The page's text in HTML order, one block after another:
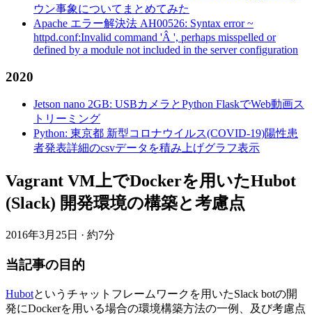
ウン事象についてまとめてみた
Apache エラー解決法 AH00526: Syntax error ~
httpd.conf:Invalid command 'Â ', perhaps misspelled or
defined by a module not included in the server configuration
2020
Jetson nano 2GB: USBカメラとPython FlaskでWeb動画ス
トリーミング
Python: 東京都 新型コロナウイルス(COVID-19)陽性患
者発表詳細のcsvデータを積み上げグラフ表示
Vagrant VM上でDockerを用いたHubot
(Slack) 開発環境の構築と考慮点
2016年3月25日 · 約7分
当記事の目的
Hubotというチャットフレームワークを用いたSlack botの開
発にDockerを用いる場合の環境構築方法の一例、及び考慮点